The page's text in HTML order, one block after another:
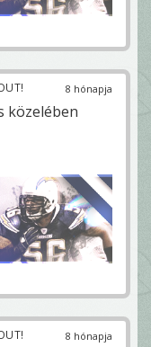
8 hónapja
közelében
8 hónapja